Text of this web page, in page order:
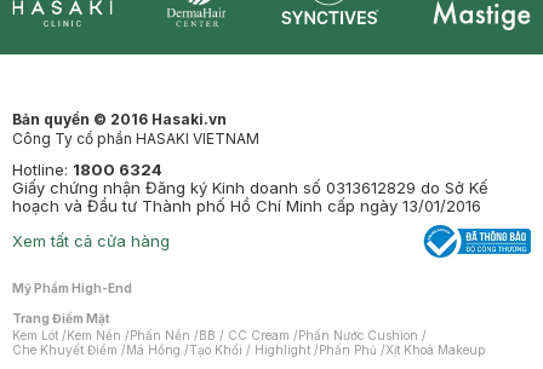
Bản quyền © 2016 Hasaki.vn
Công Ty cổ phần HASAKI VIETNAM
Hotline: 1800 6324
Giấy chứng nhận Đăng ký Kinh doanh số 0313612829 do Sở Kế
hoạch và Đầu tư Thành phố Hồ Chí Minh cấp ngày 13/01/2016
Xem tất cả cửa hàng
Mỹ Phẩm High-End
Trang Điểm Mặt
Kem Lót /Kem Nền /Phấn Nền /BB / CC Cream /Phấn Nước Cushion /
Che Khuyết Điểm /Má Hồng /Tạo Khối / Highlight /Phấn Phủ /Xịt Khoá Makeup